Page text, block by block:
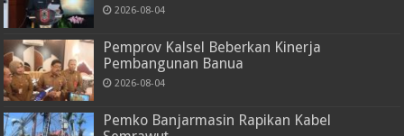
2026-08-04
Pemprov Kalsel Beberkan Kinerja
Pembangunan Banua
2026-08-04
Pemko Banjarmasin Rapikan Kabel